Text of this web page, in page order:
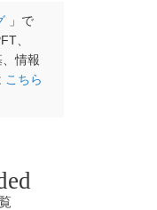
」で
、
情報
こちら